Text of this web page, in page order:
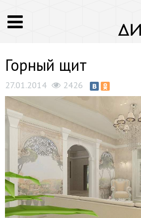
Горный щит
27.01.2014 2426